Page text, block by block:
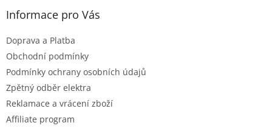
Informace pro Vás
Doprava a Platba
Obchodní podmínky
Podmínky ochrany osobních údajů
Zpětný odběr elektra
Reklamace a vrácení zboží
Affiliate program